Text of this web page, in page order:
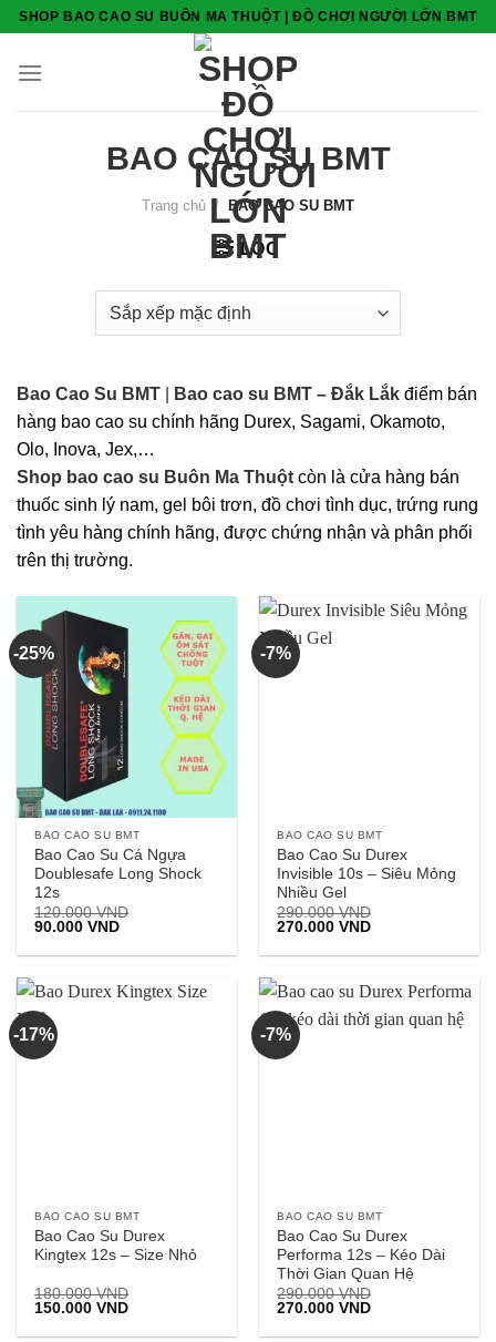
Skip
content
SHOP BAO CAO SU BUÔN MA THUỘT | ĐỒ CHƠI NGƯỜI LỚN BMT
BAO CAO SU BMT
Trang chủ / BAO CAO SU BMT
LỌC
Bao Cao Su BMT Bao cao su BMT – Đắk Lắk điểm bán
hàng bao cao su chính hãng Durex, Sagami, Okamoto,
Olo, Inova, Jex,…
Shop bao cao su Buôn Ma Thuột còn là cửa hàng bán
thuốc sinh lý nam, gel bôi trơn, đồ chơi tình dục, trứng rung
tình yêu hàng chính hãng, được chứng nhận và phân phối
trên thị trường.
-25%
BAO CAO SU BMT
Bao Cao Su Cá Ngựa
Doublesafe Long Shock
12s
120.000VND
Giá
là:
90.000VNDGiá
tại
90.000 VND.
-7%
BAO CAO SU BMT
Bao Cao Su Durex
Invisible 10s – Siêu Mỏng
Nhiều Gel
290.000VND
Giá
là:
270.000VNDGiá
tại
270.000 VND.
-17%
BAO CAO SU BMT
Bao Cao Su Durex
Kingtex 12s – Size Nhỏ
180.000VND
Giá
là:
150.000VNDGiá
tại
-7%
BAO CAO SU BMT
Bao Cao Su Durex
Performa 12s – Kéo Dài
Thời Gian Quan Hệ
290.000VND
Giá
là:
270.000VNDGiá
tại